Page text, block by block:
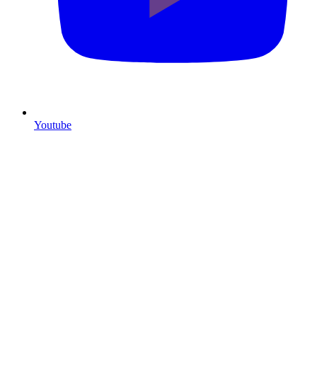
Youtube